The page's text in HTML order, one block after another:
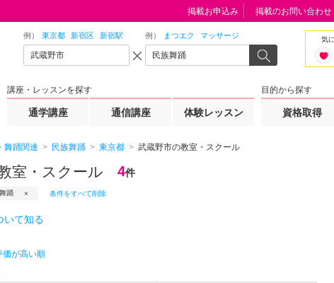
例） 東京都 新宿区 新宿駅 例） まつエク マッサージ 気
講座・レッスンを探す
通学講座 通信講座 体験レッスン
目的から探す
資格取得
掲載お申込み 掲載のお問い合わせ
舞踊関連 民族舞踊 東京都 武蔵野市の教室・スクール
室・スクール 4件
踊 条件をすべて削除
いて知る
価が高い順